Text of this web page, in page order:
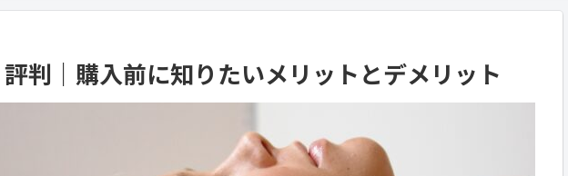
判｜購入前に知りたいメリットとデメリット